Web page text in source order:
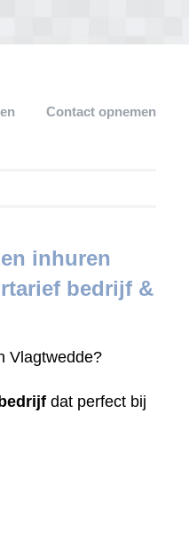
Contact opnemen
inhuren
bedrijf &
Vlagtwedde?
dat perfect bij